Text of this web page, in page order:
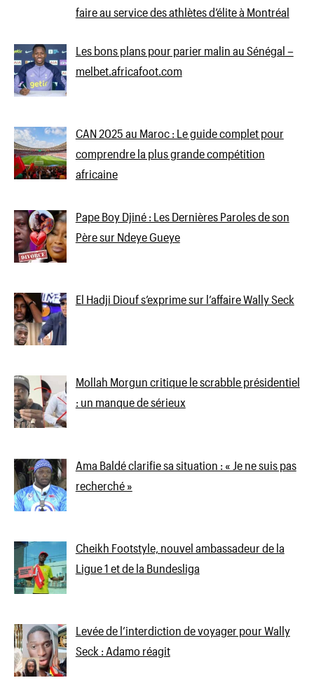
faire au service des athlètes d’élite à Montréal
Les bons plans pour parier malin au Sénégal –
melbet.africafoot.com
CAN 2025 au Maroc : Le guide complet pour
comprendre la plus grande compétition
africaine
Pape Boy Djiné : Les Dernières Paroles de son
Père sur Ndeye Gueye
El Hadji Diouf s’exprime sur l’affaire Wally Seck
Mollah Morgun critique le scrabble présidentiel
: un manque de sérieux
Ama Baldé clarifie sa situation : « Je ne suis pas
recherché »
Cheikh Footstyle, nouvel ambassadeur de la
Ligue 1 et de la Bundesliga
Levée de l’interdiction de voyager pour Wally
Seck : Adamo réagit